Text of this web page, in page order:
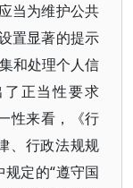
当为维护公共
置显著的提示
和处理个人信
正当性要求
性来看，《行
、行政法规规
定的“遵守国